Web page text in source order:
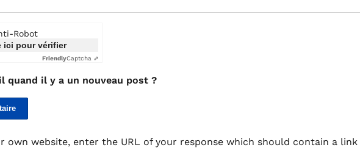
Robot
ici pour vérifier
FriendlyCaptcha ⇗
quand il y a un nouveau post ?
own website, enter the URL of your response which should contain a link